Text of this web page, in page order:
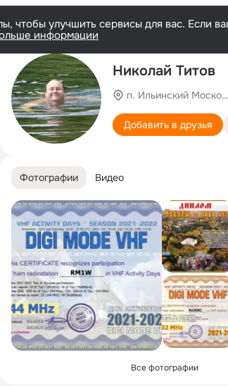
чтобы улучшить сервисы для вас. Если
информации
Николай Титов
п. Ильинский
Добавить в друзья
Фотографии Видео
Все фотографии